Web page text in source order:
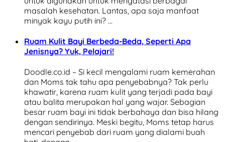
masalah kesehatan. Lantas, apa saja manfaat
minyak kayu putih ini? …
Ruam Kulit Bayi Berbeda-Beda, Seperti Apa
Jenisnya? Yuk, Pelajari!
Doodle.co.id – Si kecil mengalami ruam kemerahan
dan Moms tak tahu apa penyebabnya? Tak perlu
khawatir, karena ruam kulit yang terjadi pada bayi
atau balita merupakan hal yang wajar. Sebagian
besar ruam bayi ini tidak berbahaya dan bisa hilang
dengan sendirinya. Meski begitu, Moms tetap harus
mencari penyebab dari ruam yang dialami buah